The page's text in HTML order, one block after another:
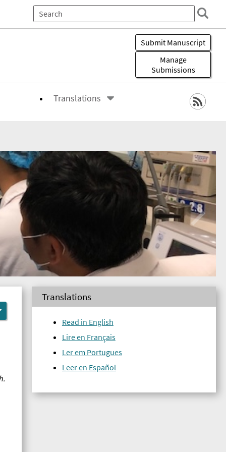
All of eScholarship
Submit Manuscript
Manage
Submissions
Translations
Translations
Read in English
Lire en Français
Ler em Portugues
Leer en Español